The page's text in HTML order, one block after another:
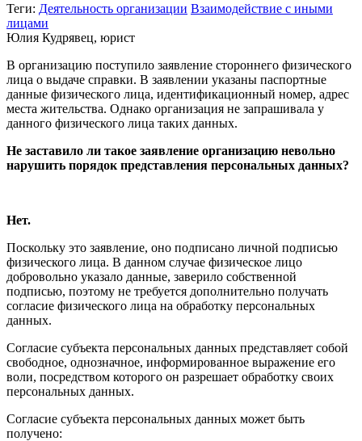
Теги: Деятельность организации Взаимодействие с иными
лицами
Юлия Кудрявец, юрист
В организацию поступило заявление стороннего физического
лица о выдаче справки. В заявлении указаны паспортные
данные физического лица, идентификационный номер, адрес
места жительства. Однако организация не запрашивала у
данного физического лица таких данных.
Не заставило ли такое заявление организацию невольно
нарушить порядок представления персональных данных?
Нет.
Поскольку это заявление, оно подписано личной подписью
физического лица. В данном случае физическое лицо
добровольно указало данные, заверило собственной
подписью, поэтому не требуется дополнительно получать
согласие физического лица на обработку персональных
данных.
Согласие субъекта персональных данных представляет собой
свободное, однозначное, информированное выражение его
воли, посредством которого он разрешает обработку своих
персональных данных.
Согласие субъекта персональных данных может быть
получено: